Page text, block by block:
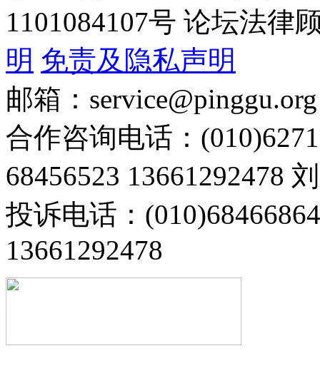
1101084107号 论坛法律
明 免责及隐私声明
邮箱：service@pinggu.org
合作咨询电话：
68456523 13661292478
投诉电话：
13661292478